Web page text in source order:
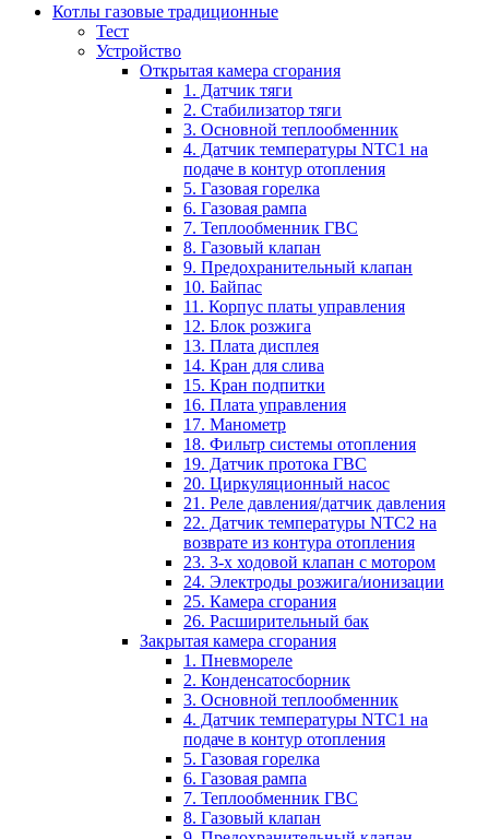
Котлы газовые традиционные
Тест
Устройство
Открытая камера сгорания
1. Датчик тяги
2. Стабилизатор тяги
3. Основной теплообменник
4. Датчик температуры NTC1 на
подаче в контур отопления
5. Газовая горелка
6. Газовая рампа
7. Теплообменник ГВС
8. Газовый клапан
9. Предохранительный клапан
10. Байпас
11. Корпус платы управления
12. Блок розжига
13. Плата дисплея
14. Кран для слива
15. Кран подпитки
16. Плата управления
17. Манометр
18. Фильтр системы отопления
19. Датчик протока ГВС
20. Циркуляционный насос
21. Реле давления/датчик давления
22. Датчик температуры NTC2 на
возврате из контура отопления
23. 3-х ходовой клапан с мотором
24. Электроды розжига/ионизации
25. Камера сгорания
26. Расширительный бак
Закрытая камера сгорания
1. Пневмореле
2. Конденсатосборник
3. Основной теплообменник
4. Датчик температуры NTC1 на
подаче в контур отопления
5. Газовая горелка
6. Газовая рампа
7. Теплообменник ГВС
8. Газовый клапан